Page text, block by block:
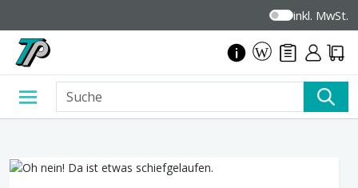
inkl. MwSt.